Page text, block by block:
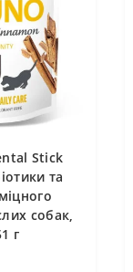
Stick
та
собак,
г